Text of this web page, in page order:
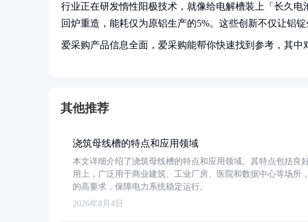
行业正在研发惰性阳极技术，就像给电解槽装上「长久
回炉重造，能耗仅为原铝生产的5%。这些创新不仅让铝
爱采购产品信息全面，爱采购能帮你快速找到参考，其
其他推荐
浇筑母线槽的特点和应用领域
本文详细介绍了浇筑母线槽的特点和应用领域。其特点包括良
用上，广泛用于商业建筑、工业厂房、医院和数据中心等场所
的高要求，保障电力系统稳定运行。
2026年8月4日